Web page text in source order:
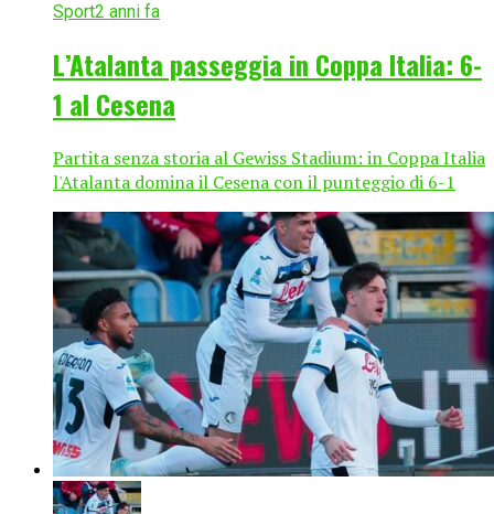
Sport2 anni fa
L’Atalanta passeggia in Coppa Italia: 6-
1 al Cesena
Partita senza storia al Gewiss Stadium: in Coppa Italia
l'Atalanta domina il Cesena con il punteggio di 6-1